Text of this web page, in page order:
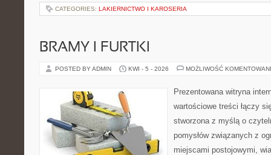
CATEGORIES: LAKIERNICTWO I KAROSERIA
BRAMY I FURTKI
POSTED BY ADMIN KWI - 5 - 2026 MOŻLIWOŚĆ
Prezentowana witryna
wartościowe treści łączy
stworzona z myślą o
pomysłów związanych z
miejscami postojowymi,